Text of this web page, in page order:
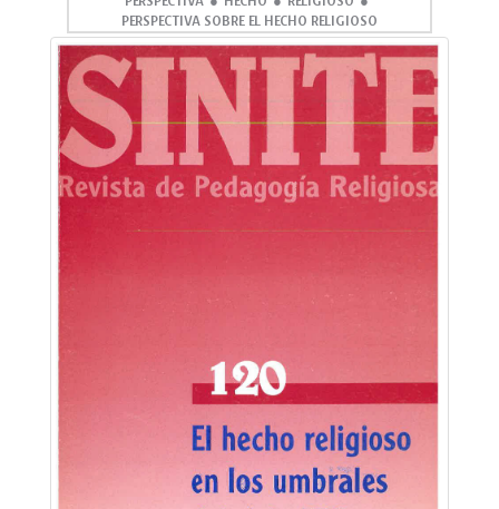
PERSPECTIVA SOBRE EL HECHO RELIGIOSO